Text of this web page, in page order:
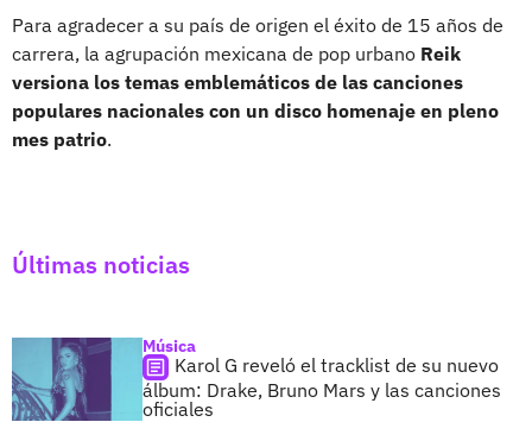
Para agradecer a su país de origen el éxito de 15 años de
carrera, la agrupación mexicana de pop urbano Reik
versiona los temas emblemáticos de las canciones
populares nacionales con un disco homenaje en pleno
mes patrio.
Últimas noticias
Música
Karol G reveló el tracklist de su nuevo
álbum: Drake, Bruno Mars y las canciones
oficiales